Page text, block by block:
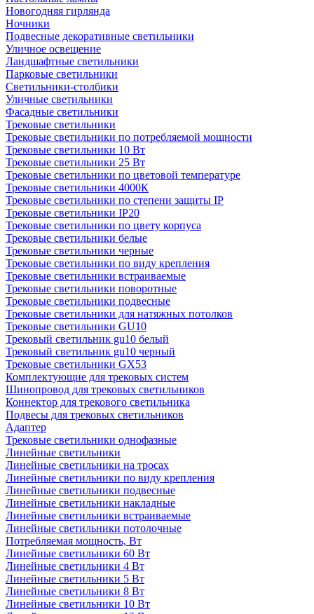
Новогодняя гирлянда
Ночники
Подвесные декоративные светильники
Уличное освещение
Ландшафтные светильники
Парковые светильники
Светильники-столбики
Уличные светильники
Фасадные светильники
Трековые светильники
Трековые светильники по потребляемой мощности
Трековые светильники 10 Вт
Трековые светильники 25 Вт
Трековые светильники по цветовой температуре
Трековые светильники 4000К
Трековые светильники по степени защиты IP
Трековые светильники IP20
Трековые светильники по цвету корпуса
Трековые светильники белые
Трековые светильники черные
Трековые светильники по виду крепления
Трековые светильники встраиваемые
Трековые светильники поворотные
Трековые светильники подвесные
Трековые светильники для натяжных потолков
Трековые светильники GU10
Трековый светильник gu10 белый
Трековый светильник gu10 черный
Трековые светильники GX53
Комплектующие для трековых систем
Шинопровод для трековых светильников
Коннектор для трекового светильника
Подвесы для трековых светильников
Адаптер
Трековые светильники однофазные
Линейные светильники
Линейные светильники на тросах
Линейные светильники по виду крепления
Линейные светильники подвесные
Линейные светильники накладные
Линейные светильники встраиваемые
Линейные светильники потолочные
Потребляемая мощность, Вт
Линейные светильники 60 Вт
Линейные светильники 4 Вт
Линейные светильники 5 Вт
Линейные светильники 8 Вт
Линейные светильники 10 Вт